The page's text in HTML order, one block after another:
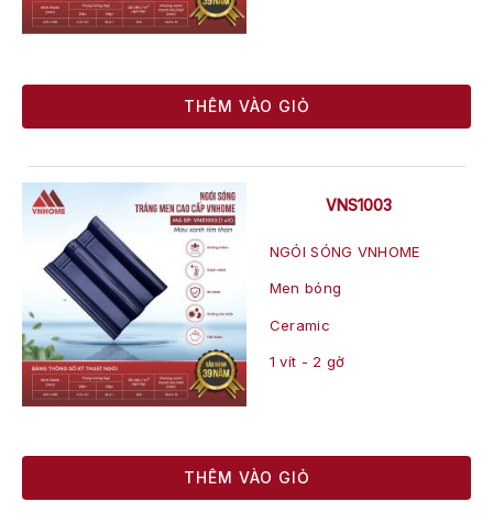
THÊM VÀO GIỎ
VNS1003
NGÓI SÓNG VNHOME
Men bóng
Ceramic
1 vít - 2 gờ
THÊM VÀO GIỎ